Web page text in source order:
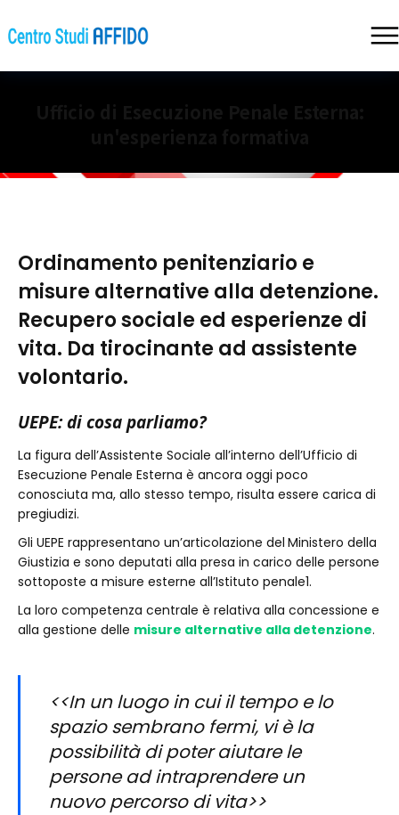
Ordinamento penitenziario e
misure alternative alla detenzione.
Recupero sociale ed esperienze di
vita. Da tirocinante ad assistente
volontario.
UEPE: di cosa parliamo?
La figura dell’Assistente Sociale all’interno dell’Ufficio di
Esecuzione Penale Esterna è ancora oggi poco
conosciuta ma, allo stesso tempo, risulta essere carica di
pregiudizi.
Gli UEPE rappresentano un’articolazione del Ministero della
Giustizia e sono deputati alla presa in carico delle persone
sottoposte a misure esterne all’Istituto penale1.
La loro competenza centrale è relativa alla concessione e
alla gestione delle misure alternative alla detenzione.
<<In un luogo in cui il tempo e lo
spazio sembrano fermi, vi è la
possibilità di poter aiutare le
persone ad intraprendere un
nuovo percorso di vita>>